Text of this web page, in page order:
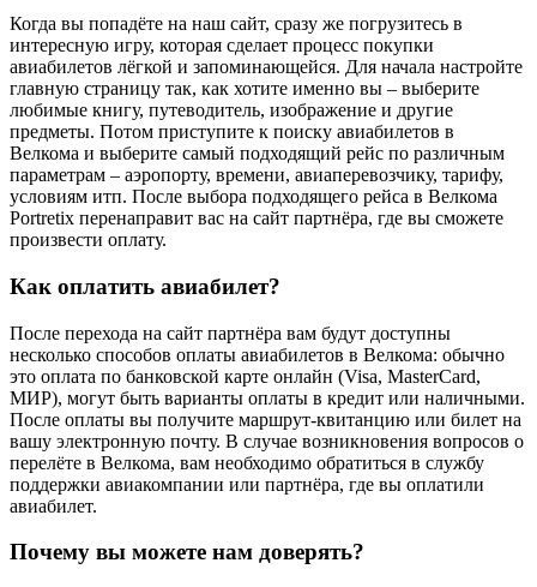
Когда вы попадёте на наш сайт, сразу же погрузитесь в
интересную игру, которая сделает процесс покупки
авиабилетов лёгкой и запоминающейся. Для начала настройте
главную страницу так, как хотите именно вы – выберите
любимые книгу, путеводитель, изображение и другие
предметы. Потом приступите к поиску авиабилетов в
Велкома и выберите самый подходящий рейс по различным
параметрам – аэропорту, времени, авиаперевозчику, тарифу,
условиям итп. После выбора подходящего рейса в Велкома
Portretix перенаправит вас на сайт партнёра, где вы сможете
произвести оплату.
Как оплатить авиабилет?
После перехода на сайт партнёра вам будут доступны
несколько способов оплаты авиабилетов в Велкома: обычно
это оплата по банковской карте онлайн (Visa, MasterCard,
МИР), могут быть варианты оплаты в кредит или наличными.
После оплаты вы получите маршрут-квитанцию или билет на
вашу электронную почту. В случае возникновения вопросов о
перелёте в Велкома, вам необходимо обратиться в службу
поддержки авиакомпании или партнёра, где вы оплатили
авиабилет.
Почему вы можете нам доверять?